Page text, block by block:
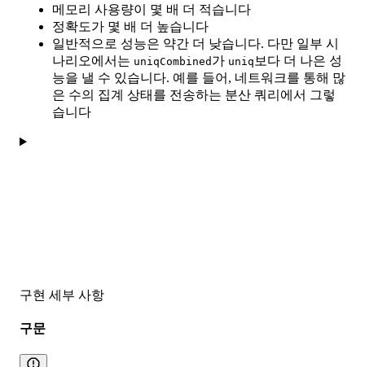
메모리 사용량이 몇 배 더 적습니다
정확도가 몇 배 더 높습니다
일반적으로 성능은 약간 더 낮습니다. 다만 일부 시
나리오에서는 uniqCombined 가 uniq보다 더 나은 성
능을 낼 수 있습니다. 예를 들어, 네트워크를 통해 많
은 수의 집계 상태를 전송하는 분산 쿼리에서 그렇
습니다
구현 세부 사항
구문